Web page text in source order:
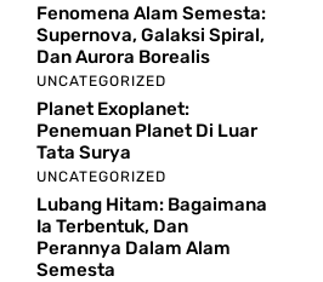
Fenomena Alam Semesta:
Supernova, Galaksi Spiral,
Dan Aurora Borealis
UNCATEGORIZED
Planet Exoplanet:
Penemuan Planet Di Luar
Tata Surya
UNCATEGORIZED
Lubang Hitam: Bagaimana
Ia Terbentuk, Dan
Perannya Dalam Alam
Semesta